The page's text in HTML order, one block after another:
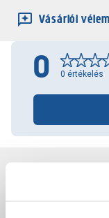
Vásárlói
0 0 értékelés